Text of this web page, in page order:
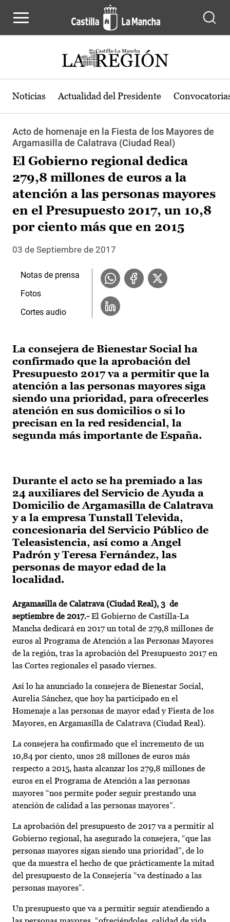
Noticias Actualidad del Presidente
Acto de homenaje en la Fiesta de los Mayores de
Argamasilla de Calatrava (Ciudad Real)
El Gobierno regional dedica
279,8 millones de euros a la
atención a las personas mayores
en el Presupuesto 2017, un 10,8
por ciento más que en 2015
03 de Septiembre de 2017
La consejera de Bienestar Social ha
confirmado que la aprobación del
Presupuesto 2017 va a permitir que la
atención a las personas mayores siga
siendo una prioridad, para ofrecerles
atención en sus domicilios o si lo
precisan en la red residencial, la
segunda más importante de España.
Durante el acto se ha premiado a las
24 auxiliares del Servicio de Ayuda a
Domicilio de Argamasilla de Calatrava
y a la empresa Tunstall Televida,
concesionaria del Servicio Público de
Teleasistencia, así como a Angel
Padrón y Teresa Fernández, las
personas de mayor edad de la
localidad.
Argamasilla de Calatrava (Ciudad Real), 3 de
septiembre de 2017.- El Gobierno de Castilla-La
Mancha dedicará en 2017 un total de 279,8 millones de
euros al Programa de Atención a las Personas Mayores
de la región, tras la aprobación del Presupuesto 2017 en
las Cortes regionales el pasado viernes.
Así lo ha anunciado la consejera de Bienestar Social,
Aurelia Sánchez, que hoy ha participado en el
Homenaje a las personas de mayor edad y Fiesta de los
Mayores, en Argamasilla de Calatrava (Ciudad Real).
La consejera ha confirmado que el incremento de un
10,84 por ciento, unos 28 millones de euros más
respecto a 2015, hasta alcanzar los 279,8 millones de
euros en el Programa de Atención a las personas
mayores “nos permite poder seguir prestando una
atención de calidad a las personas mayores”.
La aprobación del presupuesto de 2017 va a permitir al
Gobierno regional, ha asegurado la consejera, “que las
personas mayores sigan siendo una prioridad”, de lo
que da muestra el hecho de que prácticamente la mitad
del presupuesto de la Consejería “va destinado a las
personas mayores”.
Un presupuesto que va a permitir seguir atendiendo a
Notas de prensa
Fotos
Cortes audio